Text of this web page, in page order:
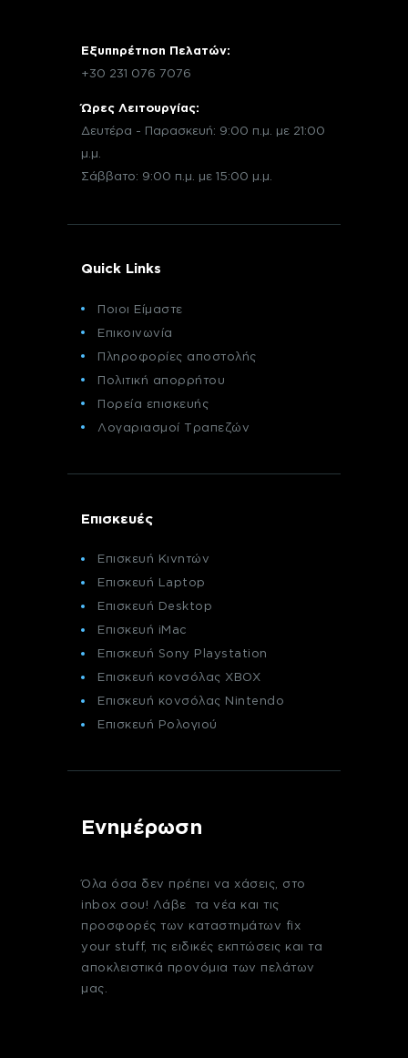
Εξυπηρέτηση Πελατών:
+30 231 076 7076
Ώρες Λειτουργίας:
Δευτέρα - Παρασκευή: 9:00 π.μ. με 21:00
μ.μ.
Σάββατο: 9:00 π.μ. με 15:00 μ.μ.
Quick Links
Ποιοι Είμαστε
Επικοινωνία
Πληροφορίες αποστολής
Πολιτική απορρήτου
Πορεία επισκευής
Λογαριασμοί Τραπεζών
Επισκευές
Επισκευή Κινητών
Επισκευή Laptop
Επισκευή Desktop
Επισκευή iMac
Επισκευή Sony Playstation
Επισκευή κονσόλας XBOX
Επισκευή κονσόλας Nintendo
Επισκευή Ρολογιού
Ενημέρωση
Όλα όσα δεν πρέπει να χάσεις, στο
inbox σου! Λάβε τα νέα και τις
προσφορές των καταστημάτων fix
your stuff, τις ειδικές εκπτώσεις και τα
αποκλειστικά προνόμια των πελάτων
μας.